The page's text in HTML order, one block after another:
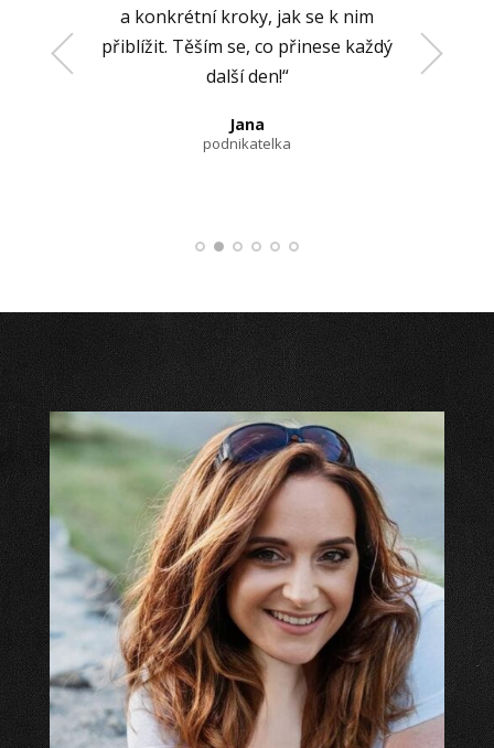
a konkrétní kroky, jak se k nim
přiblížit. Těším se, co přinese každý
další den!“
Jana
podnikatelka
Veronika
koučka
Petra
Klára